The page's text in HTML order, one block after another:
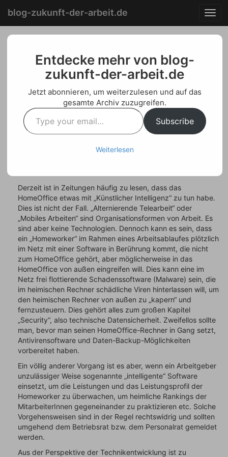
Menu
content
T
o
g
blog-zukunft-der-arbeit.de
HomeOffice-Tipp 5:
Wenn das HomeOffice
unter die Kontrolle
sogenannter
„intelligenter“ Software
Derzeit ist in Zeitungen häufig zu lesen, dass das
HomeOffice etwas mit „Künstlicher Intelligenz“ zu tun habe.
Dies ist nicht der Fall. „Alternierende Telearbeit“ oder
„Mobiles Arbeiten“ sind Organisationsformen von Arbeit. Es
sind aber keine Technologien. Dennoch kann es sein, dass
ein „Homeworker“ im Rahmen eines Arbeitsablaufes plötzlich
im Netz mit einer Software in Berührung kommt, die nicht
zum HomeOffice gehört, aber möglicherweise in das
HomeOffice von außen eingreifen will. Dies kann eine im
Netz frei flottierende Schadenssoftware (Malware) sein, die
im heimischen Rechner schädliche Viren hinterlassen will, um
den heimischen Rechner von außen zu „kapern“ und
fernzusteuern. Dies gehört alles zum großen Kapitel
„Security“, also technische Datensicherheit. Zweifellos sollte
man, bevor man seinen HomeOffice-Rechner in Gang setzt,
Antivirensoftware und Daten-Backup-Möglichkeiten
vorbereitet haben.
Ein völlig anderer Vorgang ist es aber, wenn ein Arbeitgeber
unzulässiger Weise sogenannte „intelligente“ Software
einsetzt, um die Leistungen und das Leistungsprofil der
Homeworker zu überwachen, um heimliche Rankings der
MitarbeiterInnen gegeneinander zu praktizieren etc. Solche
Vorgehensweisen sind in der Regel rechtswidrig und sollten
umgehend dem Betriebsrat bzw. dem Personalrat gemeldet
werden.
Aus der Perspektive der Technikentwicklung ist zu
Entdecke mehr von blog-
zukunft-der-arbeit.de
Jetzt abonnieren, um weiterzulesen und auf das
gesamte Archiv zuzugreifen.
Type
your
email…
Subscribe
Weiterlesen